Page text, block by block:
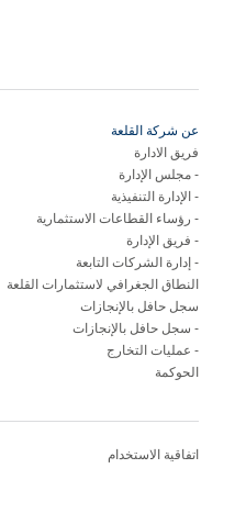
عن شركة القلعة
فريق الادارة
مجلس الإدارة
الإدارة التنفيذية
رؤساء القطاعات الاستثمارية
فريق الإدارة
إدارة الشركات التابعة
النطاق الجغرافي لاستثمارات القلعة
سجل حافل بالإنجازات
سجل حافل بالإنجازات
عمليات التخارج
الحوكمة
اتفاقية الاستخدام